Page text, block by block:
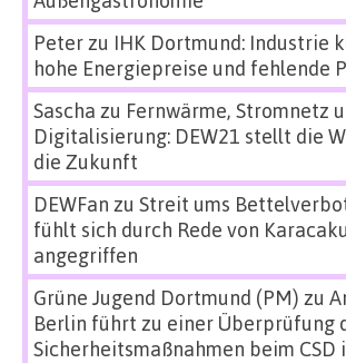
Peterzu IHK Dortmund: Industrie
hohe Energiepreise und fehlende
Sascha zu Fernwärme, Stromnetz
Digitalisierung: DEW21 stellt die
die Zukunft
DEWFan zu Streit ums
fühlt sich durch Rede von
angegriffen
Grüne Jugend Dortmund (PM) zu
Berlin führt zu einer Überprüfung
Sicherheitsmaßnahmen beim CSD